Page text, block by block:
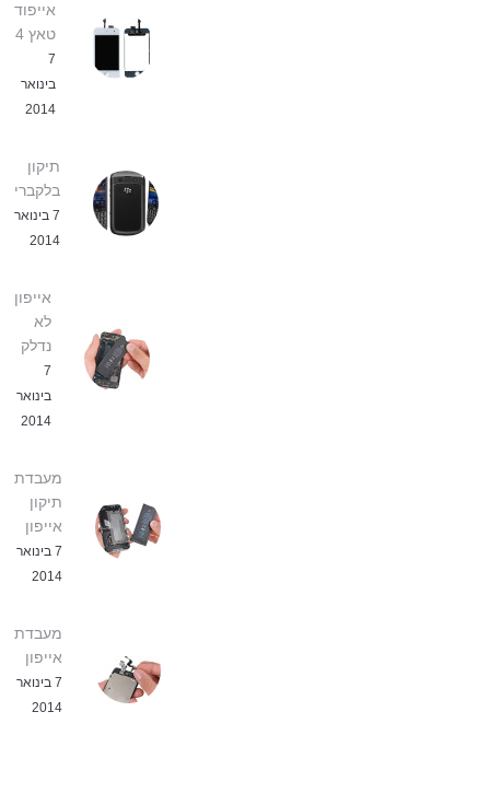
אייפוד
טאץ 4
7
בינואר
2014
תיקון
בלקברי
7 בינואר
2014
אייפון
לא
נדלק
7
בינואר
2014
מעבדת
תיקון
אייפון
7 בינואר
2014
מעבדת
אייפון
7 בינואר
2014